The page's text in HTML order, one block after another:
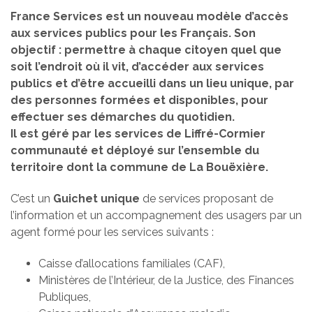
France Services est un nouveau modèle d’accès
aux services publics pour les Français. Son
objectif : permettre à chaque citoyen quel que
soit l’endroit où il vit, d’accéder aux services
publics et d’être accueilli dans un lieu unique, par
des personnes formées et disponibles, pour
effectuer ses démarches du quotidien.
Il est géré par les services de Liffré-Cormier
communauté et déployé sur l’ensemble du
territoire dont la commune de La Bouëxière.
C’est un Guichet unique de services proposant de
l’information et un accompagnement des usagers par un
agent formé pour les services suivants :
Caisse d’allocations familiales (CAF),
Ministères de l’Intérieur, de la Justice, des Finances
Publiques,